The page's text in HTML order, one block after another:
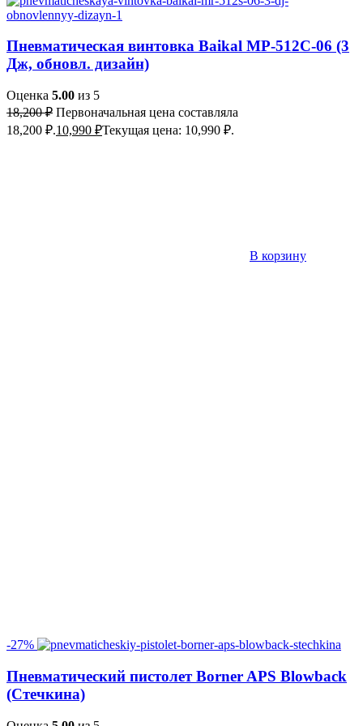
Пневматическая винтовка Baikal МР-512С-06 (3
Дж, обновл. дизайн)
Оценка 5.00 из 5
18,200₽ Первоначальная цена составляла
18,200 ₽.10,990 ₽Текущая цена: 10,990 ₽.
В корзину
-27%
Пневматический пистолет Borner APS Blowback
(Стечкина)